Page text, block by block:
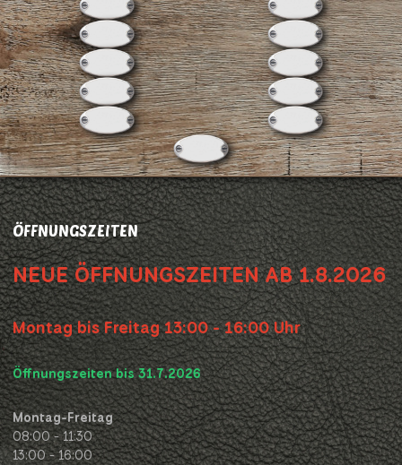
ÖFFNUNGSZEITEN
NEUE ÖFFNUNGSZEITEN AB 1.8.2026
Montag bis Freitag 13:00 - 16:00 Uhr
Öffnungszeiten bis 31.7.2026
Montag-Freitag
08:00 - 11:30
13:00 - 16:00